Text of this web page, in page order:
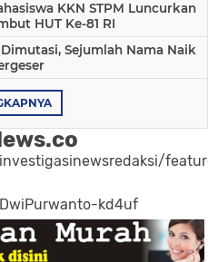
KKN STPM Luncurkan
HUT Ke-81 RI
Sejumlah Nama Naik
kd4uf